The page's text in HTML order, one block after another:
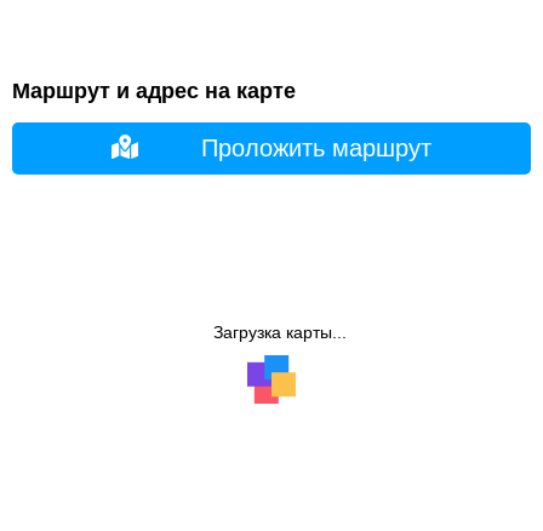
Маршрут и адрес на карте
Проложить маршрут
Загрузка карты...